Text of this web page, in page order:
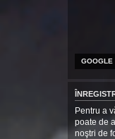
GOOGLE
Pentru a
poate de
noştri de